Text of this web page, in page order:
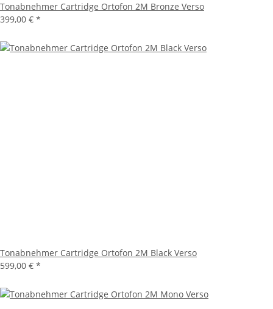
Tonabnehmer Cartridge Ortofon 2M Bronze Verso
399,00 € *
Tonabnehmer Cartridge Ortofon 2M Black Verso
599,00 € *